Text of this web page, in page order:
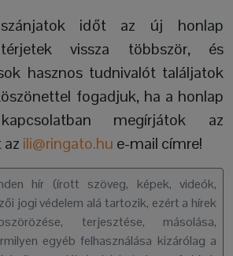
időt az új honlap
térjetek vissza többször, és
hasznos tudnivalót találjatok
fogadjuk, ha a honlap
megírjátok az
ili@ringato.hu e-mail címre!
hír (írott szöveg, képek, videók,
jogi védelem alá tartozik, ezért a hírek
terjesztése, másolása,
egyéb felhasználása kizárólag a